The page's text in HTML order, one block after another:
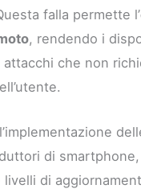
falla permette l’
, rendendo i
attacchi che non
di smartphone,
livelli di